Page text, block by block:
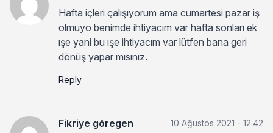
Hafta içleri çalışıyorum ama cumartesi pazar iş
olmuyo benimde ihtiyacım var hafta sonları ek
ışe yani bu ışe ihtiyacım var lütfen bana geri
dönüş yapar mısınız.
Reply
Fikriye gōregen 10 Ağustos 2021 - 12:42